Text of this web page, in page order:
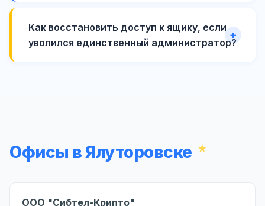
Как восстановить доступ к ящику, если
уволился единственный администратор?
Офисы в Ялуторовске
ООО "Сибтел-Крипто"